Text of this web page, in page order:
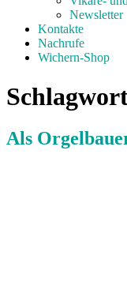
Newsletter
Kontakte
Nachrufe
Wichern-Shop
Als